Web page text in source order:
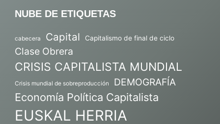
NUBE DE ETIQUETAS
cabecera Capital Capitalismo de final de ciclo
Clase Obrera
CRISIS CAPITALISTA MUNDIAL
Crisis mundial de sobreproducción DEMOGRAFÍA
Economía Política Capitalista
EUSKAL HERRIA